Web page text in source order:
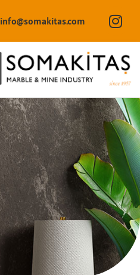
info@somakitas.com